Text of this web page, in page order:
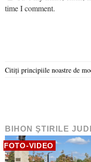
time I comment.
Citiți principiile noastre de
BIHON ŞTIRILE
FOTO-VIDEO